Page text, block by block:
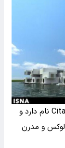
، پروژه ساخت این آپارتمان Citadel نام دارد و
لوکس و مدرن